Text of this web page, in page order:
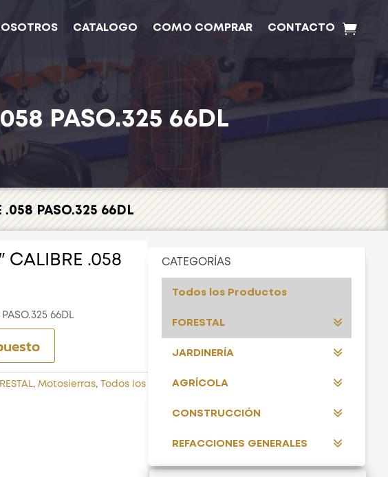
CATALOGO COMO COMPRAR CONTACTO
PASO.325 66DL
.058 PASO.325 66DL
CALIBRE .058
66DL
, Motosierras, Todos los
CATEGORÍAS
Todos los Productos
FORESTAL
JARDINERÍA
AGRÍCOLA
CONSTRUCCIÓN
REFACCIONES GENERALES